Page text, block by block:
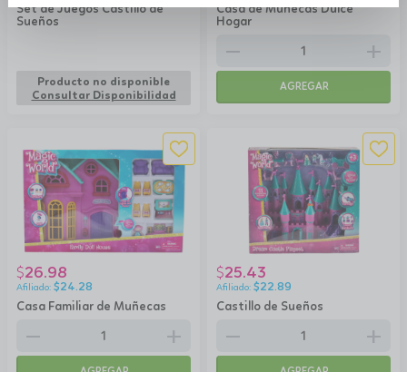
Set de Juegos Castillo de
Sueños
Producto no disponible
Consultar Disponibilidad
Casa de Muñecas Dulce
Hogar
remove add
AGREGAR
Casa Familiar de Muñecas
$26.98
$24.28
remove add
Castillo de Sueños
$25.43
$22.89
remove add